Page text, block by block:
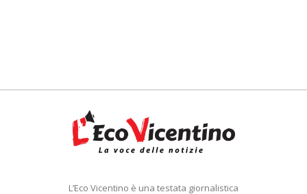
L’Eco Vicentino è una testata giornalistica